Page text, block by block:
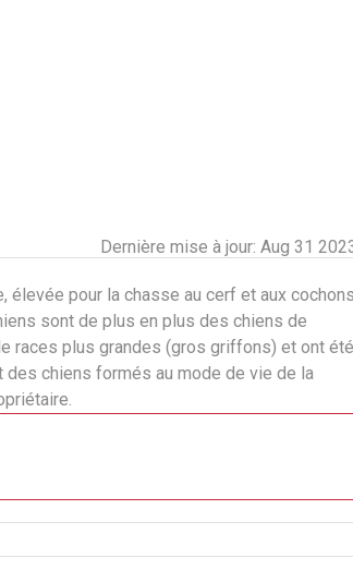
Dernière mise à jour: Aug 31
élevée pour la chasse au cerf et aux cochons
sont de plus en plus des chiens de
races plus grandes (gros griffons) et ont été
des chiens formés au mode de vie de la